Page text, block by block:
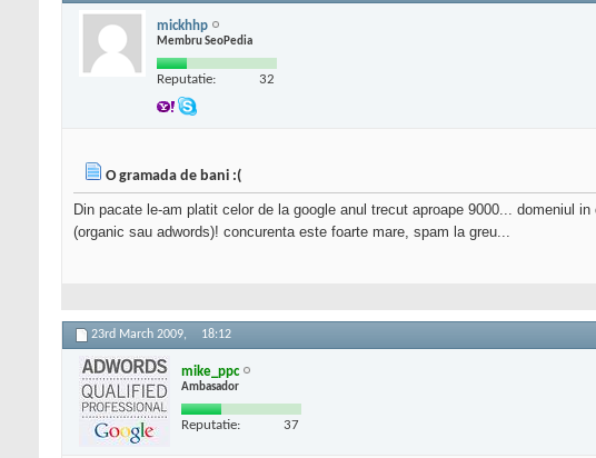
mickhhp
Membru SeoPedia
Reputatie: 32
O gramada de bani :(
Din pacate le-am platit celor de la google anul trecut aproape 9000...
(organic sau adwords)! concurenta este foarte mare, spam la greu...
23rd March 2009, 18:12
mike_ppc
Ambasador
Reputatie: 37